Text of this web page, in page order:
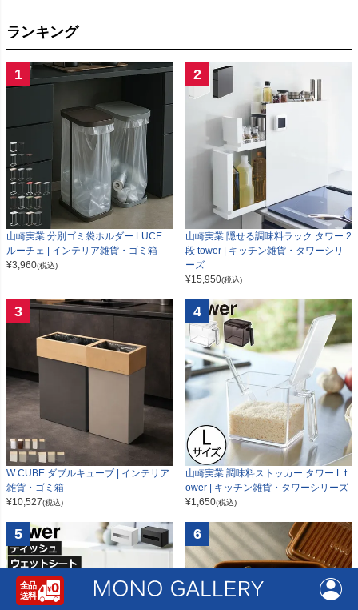
ランキング
1
山崎実業 分別ゴミ袋ホルダー LUCE
ルーチェ | インテリア雑貨・ゴミ箱
¥3,960(税込)
2
山崎実業 隠せる調味料ラック タワー 2
段 tower | キッチン雑貨・タワーシリ
ーズ
¥15,950(税込)
3
W CUBE ダブルキューブ | インテリア
雑貨・ゴミ箱
¥10,527(税込)
4
山崎実業 調味料ストッカー タワー L t
ower | キッチン雑貨・タワーシリーズ
¥1,650(税込)
5 6